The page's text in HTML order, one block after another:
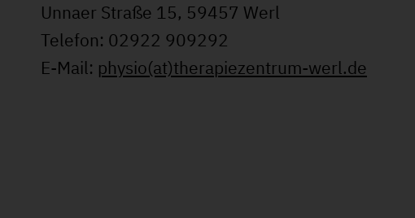
Unnaer Straße 15, 59457 Werl
Telefon: 02922 909292
E-Mail: physio(at)therapiezentrum-werl.de